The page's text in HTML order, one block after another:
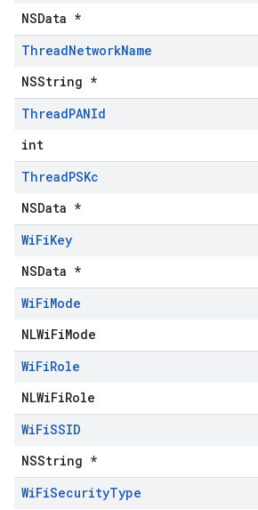
NSData *
ThreadNetworkName
NSString *
ThreadPANId
int
ThreadPSKc
NSData *
WiFiKey
NSData *
WiFiMode
NLWiFiMode
WiFiRole
NLWiFiRole
WiFiSSID
NSString *
WiFiSecurityType